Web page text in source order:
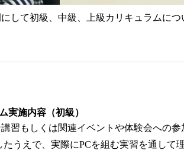
して初級、中級、上級カリキュラムに
実施内容（初級）
習もしくは関連イベントや体験会への参
うえで、実際にPCを組む実習を通して